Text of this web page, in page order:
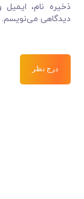
ذخیره نام،
دیدگاهی می‌نویسم.
درج نظر